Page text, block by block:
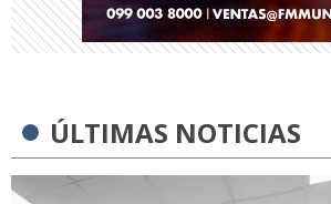
ÚLTIMAS NOTICIAS